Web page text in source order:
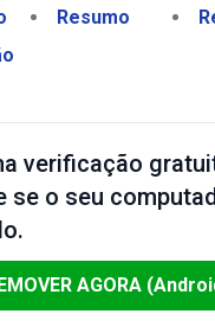
Resumo
verificação
se o seu
AGORA